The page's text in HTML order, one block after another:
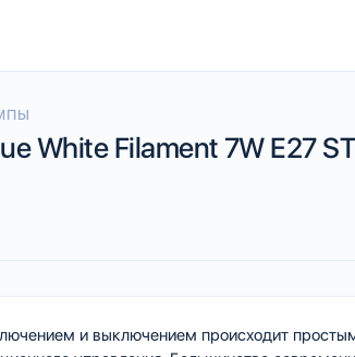
White Filament 7W E27
и выключением происходит